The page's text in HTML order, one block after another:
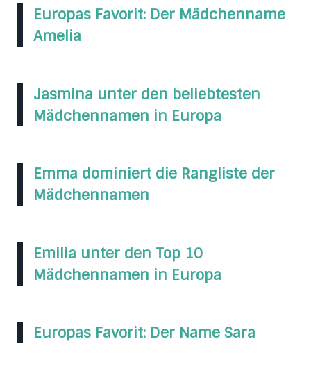
Europas Favorit: Der Mädchenname
Amelia
Jasmina unter den beliebtesten
Mädchennamen in Europa
Emma dominiert die Rangliste der
Mädchennamen
Emilia unter den Top 10
Mädchennamen in Europa
Europas Favorit: Der Name Sara